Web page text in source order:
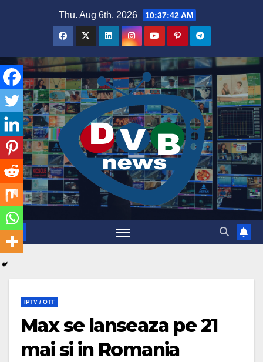
Thu. Aug 6th, 2026 10:37:42 AM
IPTV / OTT
Max se lanseaza pe 21
mai si in Romania